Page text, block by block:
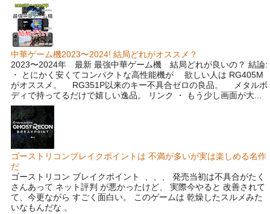
中華ゲーム機2023〜2024! 結局どれがオススメ？
2023〜2024年 最新 最強中華ゲーム機 結局どれが良いの？ 結論:
・ とにかく安くてコンパクトな高性能機が 欲しい人は RG405M
がオススメ。 RG351P以来のキー不具合ゼロの良品。 メタルボ
ディで持ってるだけで嬉しい逸品。 リンク ・ もう少し画面が大...
ゴーストリコンブレイクポイントは 不満が多いが実は楽しめる名作
だ
ゴーストリコン ブレイクポイント 、、、 発売当初は不具合がたく
さんあって ネット評判 が悪かったけど、 実際今やると 改善されて
て、今更ながら すごく面白い。 このゲームは 乾燥したスルメみた
いなもんだな 。